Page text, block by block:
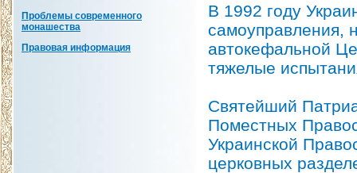
Проблемы современного
монашества
Правовая информация
В 1992 году
самоуправления,
автокефальной
тяжелые
Святейший
Поместных
Украинской
церковных